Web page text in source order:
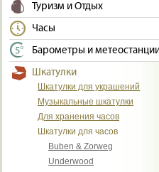
Туризм и Отдых
Часы
Барометры и
Шкатулки
Шкатулки для украшений
Музыкальные шкатулки
Для хранения часов
Шкатулки для часов
Buben & Zorweg
Underwood